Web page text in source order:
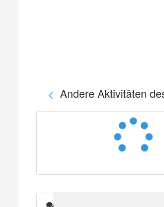
Andere Aktivitäten